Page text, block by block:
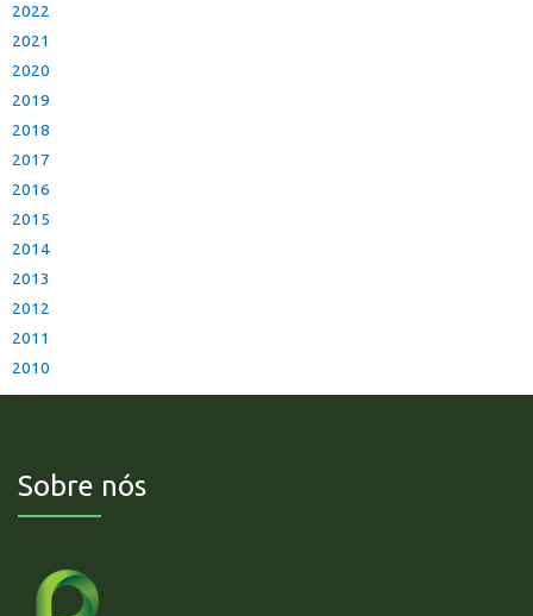
2022
2021
2020
2019
2018
2017
2016
2015
2014
2013
2012
2011
2010
Sobre nós